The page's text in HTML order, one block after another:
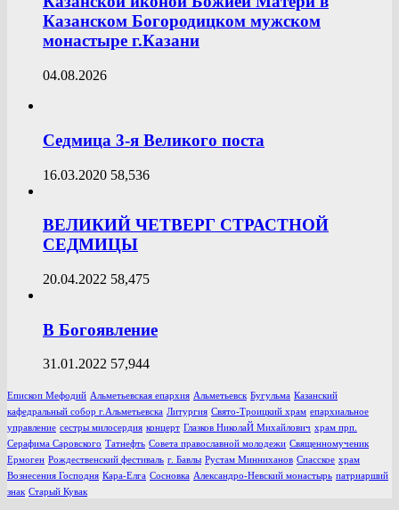
Казанском Богородицком мужском
монастыре г.Казани
04.08.2026
Седмица 3-я Великого поста
16.03.2020 58,536
ВЕЛИКИЙ ЧЕТВЕРГ СТРАСТНОЙ
СЕДМИЦЫ
20.04.2022 58,475
В Богоявление
31.01.2022 57,944
Епископ Мефодий Альметьевская епархия Альметьевск Бугульма Казанский
кафедральный собор г.Альметьевска Литургия Свято-Троицкий храм епархиальное
управление сестры милосердия концерт Глазков НиколаЙ Михайлович храм прп.
Серафима Саровского Татнефть Совета православной молодежи Священномученик
Ермоген Рождественский фестиваль г. Бавлы Рустам Минниханов Спасское храм
Вознесения Господня Кара-Елга Сосновка Александро-Невский монастырь патриарший
знак Старый Кувак